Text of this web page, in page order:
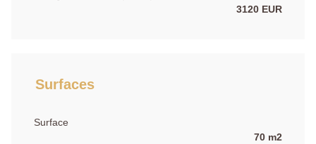
3120 EUR
Surfaces
Surface
70 m2